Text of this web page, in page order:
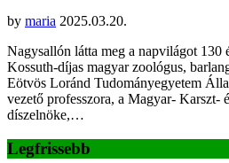
by maria 2025.03.20.
Nagysallón látta meg a napvilágot 130
Kossuth-díjas magyar zoológus,
Eötvös Loránd Tudományegyetem
vezető professzora, a Magyar- Karszt-
díszelnöke,…
Legfrissebb